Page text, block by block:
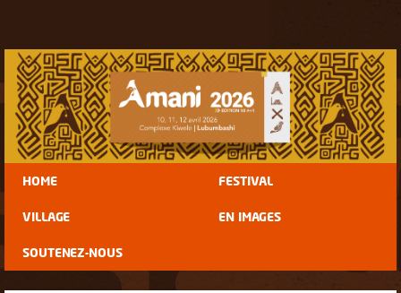
HOME FESTIVAL
VILLAGE EN IMAGES
SOUTENEZ-NOUS